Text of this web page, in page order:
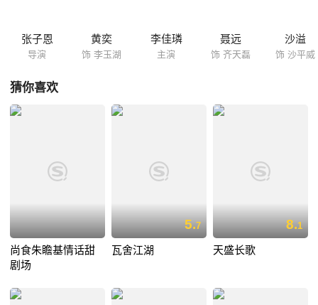
让人称道的是，张子恩在音乐上也下了十足的功夫，他邀请著名作曲家雷
蕾担纲作曲，发挥她长于抒情歌曲的优势。雷蕾根据该剧的主题特征，在
体、玉石天成，很是优美动听、活泼俏皮，使《上错花轿嫁对郎》充满了
音乐喜剧的色彩。在摄影以及舞美、灯光、服装等方面，《上错花轿嫁对
刚刚结束的上海看片会上，国内四十多家电视台的节目采购人员纷纷下
单，形成热销。据悉，港台地区的电视机构也闻风而动，联系洽谈者络绎
张子恩
导演
黄奕
饰 李玉湖
李佳璘
主演
聂远
饰 齐天磊
沙溢
饰 沙平威
猜你喜欢
尚食朱瞻基情话甜
剧场
5.7
瓦舍江湖
8.1
天盛长歌